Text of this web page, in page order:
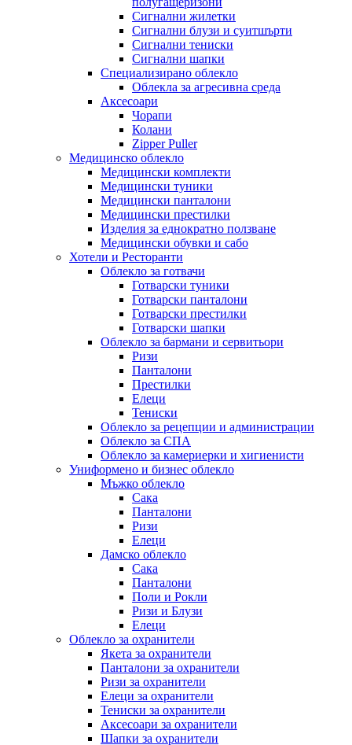
Сигнални жилетки
Сигнални блузи и суитшърти
Сигнални тениски
Сигнални шапки
Специализирано облекло
Облекла за агресивна среда
Аксесоари
Чорапи
Колани
Zipper Puller
Медицинско облекло
Медицински комплекти
Медицински туники
Медицински панталони
Медицински престилки
Изделия за еднократно ползване
Медицински обувки и сабо
Хотели и Ресторанти
Облекло за готвачи
Готварски туники
Готварски панталони
Готварски престилки
Готварски шапки
Облекло за бармани и сервитьори
Ризи
Панталони
Престилки
Елеци
Тениски
Облекло за рецепции и администрации
Облекло за СПА
Облекло за камериерки и хигиенисти
Униформено и бизнес облекло
Мъжко облекло
Сака
Панталони
Ризи
Елеци
Дамско облекло
Сака
Панталони
Поли и Рокли
Ризи и Блузи
Елеци
Облекло за охранители
Якета за охранители
Панталони за охранители
Ризи за охранители
Елеци за охранители
Тениски за охранители
Аксесоари за охранители
Шапки за охранители